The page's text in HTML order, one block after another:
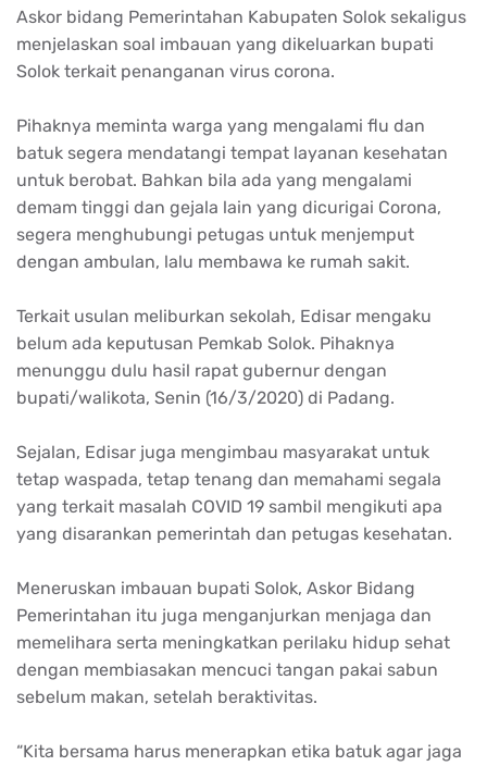
Askor bidang Pemerintahan Kabupaten Solok sekaligus
menjelaskan soal imbauan yang dikeluarkan bupati
Solok terkait penanganan virus corona.
Pihaknya meminta warga yang mengalami flu dan
batuk segera mendatangi tempat layanan kesehatan
untuk berobat. Bahkan bila ada yang mengalami
demam tinggi dan gejala lain yang dicurigai Corona,
segera menghubungi petugas untuk menjemput
dengan ambulan, lalu membawa ke rumah sakit.
Terkait usulan meliburkan sekolah, Edisar mengaku
belum ada keputusan Pemkab Solok. Pihaknya
menunggu dulu hasil rapat gubernur dengan
bupati/walikota, Senin (16/3/2020) di Padang.
Sejalan, Edisar juga mengimbau masyarakat untuk
tetap waspada, tetap tenang dan memahami segala
yang terkait masalah COVID 19 sambil mengikuti apa
yang disarankan pemerintah dan petugas kesehatan.
Meneruskan imbauan bupati Solok, Askor Bidang
Pemerintahan itu juga menganjurkan menjaga dan
memelihara serta meningkatkan perilaku hidup sehat
dengan membiasakan mencuci tangan pakai sabun
sebelum makan, setelah beraktivitas.
“Kita bersama harus menerapkan etika batuk agar jaga